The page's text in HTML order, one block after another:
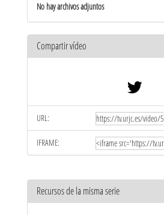
No hay archivos adjuntos
Compartir vídeo
URL:
IFRAME:
Recursos de la misma serie